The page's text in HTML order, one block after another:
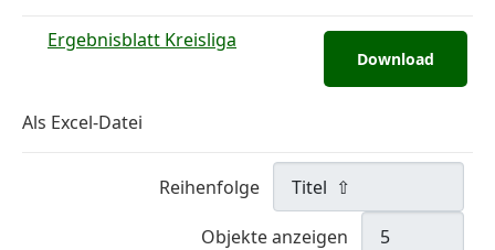
Ergebnisblatt Kreisliga
Download
Als Excel-Datei
Reihenfolge
Objekte anzeigen